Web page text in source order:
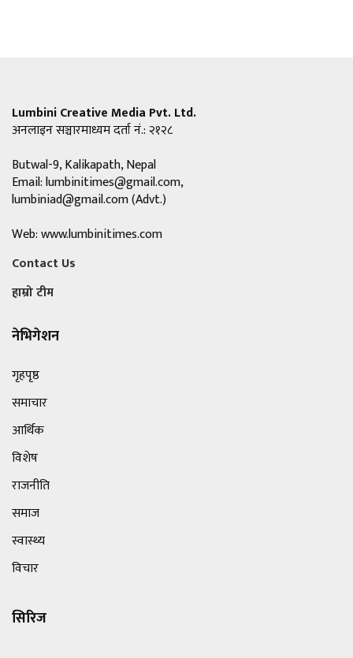
Lumbini Creative Media Pvt. Ltd.
अनलाइन सञ्चारमाध्यम दर्ता नं.: २१२८
Butwal-9, Kalikapath, Nepal
Email:lumbinitimes@gmail.com,
lumbiniad@gmail.com(Advt.)
Web: www.lumbinitimes.com
Contact Us
हाम्रो टीम
नेभिगेशन
गृहपृष्ठ
समाचार
आर्थिक
विशेष
राजनीति
समाज
स्वास्थ्य
विचार
सिरिज